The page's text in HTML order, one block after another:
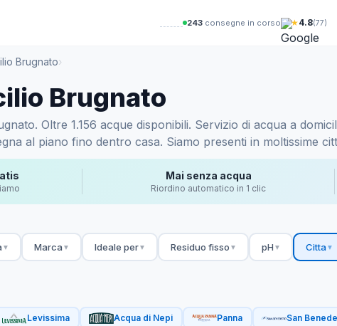
241consegne in corso ★4.8(77)
Brugnato›
Brugnato
Oltre 1.156 acque disponibili. Servizio di acqua a
al piano fino dentro casa. Siamo presenti in moltissime
Mai senza acqua
Riordino automatico in 1 clic
▼ Marca ▼ Ideale per▼ Residuo fisso ▼ pH ▼ Citta▼
Levissima Acqua di Nepi Panna San